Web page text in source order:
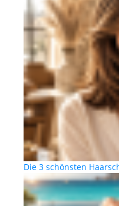
Die 3 schönsten